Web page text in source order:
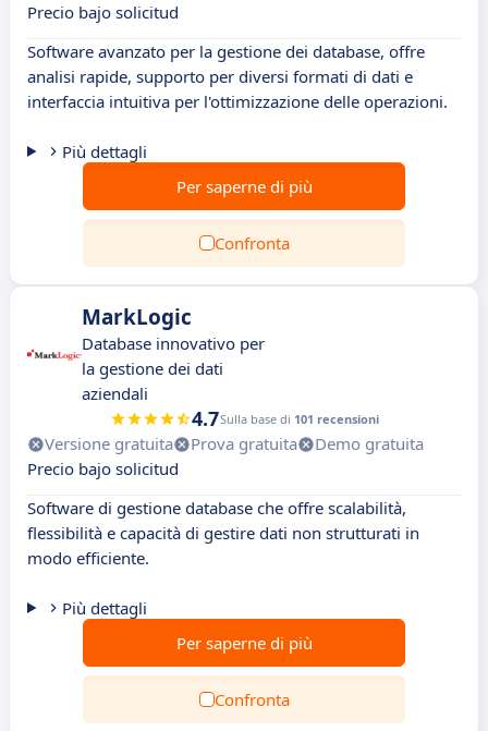
Precio bajo solicitud
Software avanzato per la gestione dei database, offre
analisi rapide, supporto per diversi formati di dati e
interfaccia intuitiva per l'ottimizzazione delle operazioni.
Più dettagli
Per saperne di più
Confronta
MarkLogic
Database innovativo per
la gestione dei dati
aziendali
4.7Sulla base di 101 recensioni
Versione gratuita Prova gratuita
Demo gratuita
Precio bajo solicitud
Software di gestione database che offre scalabilità,
flessibilità e capacità di gestire dati non strutturati in
modo efficiente.
Più dettagli
Per saperne di più
Confronta